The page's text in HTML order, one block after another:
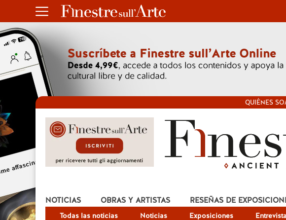
QUIÉNES
NOTICIAS
Todas las noticias Noticias Exposiciones
OBRAS Y ARTISTAS RESEÑAS DE